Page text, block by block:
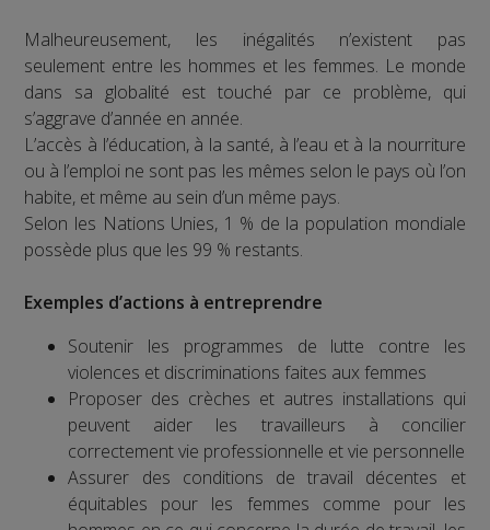
Malheureusement, les inégalités n’existent pas
seulement entre les hommes et les femmes. Le monde
dans sa globalité est touché par ce problème, qui
s’aggrave d’année en année.
L’accès à l’éducation, à la santé, à l’eau et à la nourriture
ou à l’emploi ne sont pas les mêmes selon le pays où l’on
habite, et même au sein d’un même pays.
Selon les Nations Unies, 1 % de la population mondiale
possède plus que les 99 % restants.
Exemples d’actions à entreprendre
Soutenir les programmes de lutte contre les
violences et discriminations faites aux femmes
Proposer des crèches et autres installations qui
peuvent aider les travailleurs à concilier
correctement vie professionnelle et vie personnelle
Assurer des conditions de travail décentes et
équitables pour les femmes comme pour les